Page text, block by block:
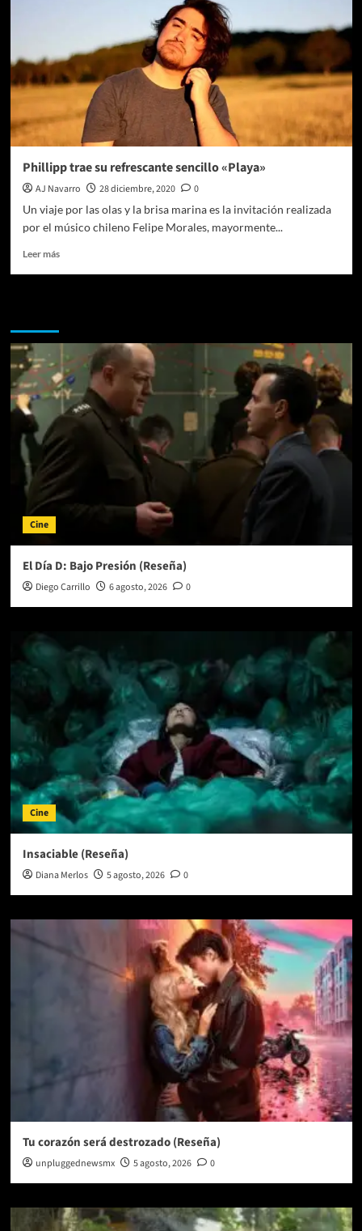
Phillipp trae su refrescante sencillo «Playa»
AJ Navarro 28 diciembre, 2020
0
Un viaje por las olas y la brisa marina es la invitación realizada
por el músico chileno Felipe Morales, mayormente...
Leer másLeer
su
refrescante
sencillo
«Playa»
Cine
El Día D: Bajo Presión (Reseña)
Diego Carrillo 6 agosto, 2026 0
Cine
Insaciable (Reseña)
Diana Merlos 5 agosto, 2026 0
Tu corazón será destrozado (Reseña)
unpluggednewsmx 5 agosto, 2026 0